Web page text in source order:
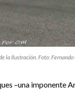
la Ilustración. Foto: Fernando
–una imponente